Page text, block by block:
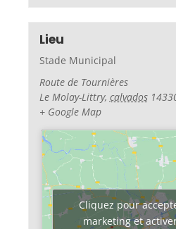
Lieu
Stade Municipal
Route de Tournières
Le Molay-Littry, calvados
+ Google Map
Cliquez pour
marketing et